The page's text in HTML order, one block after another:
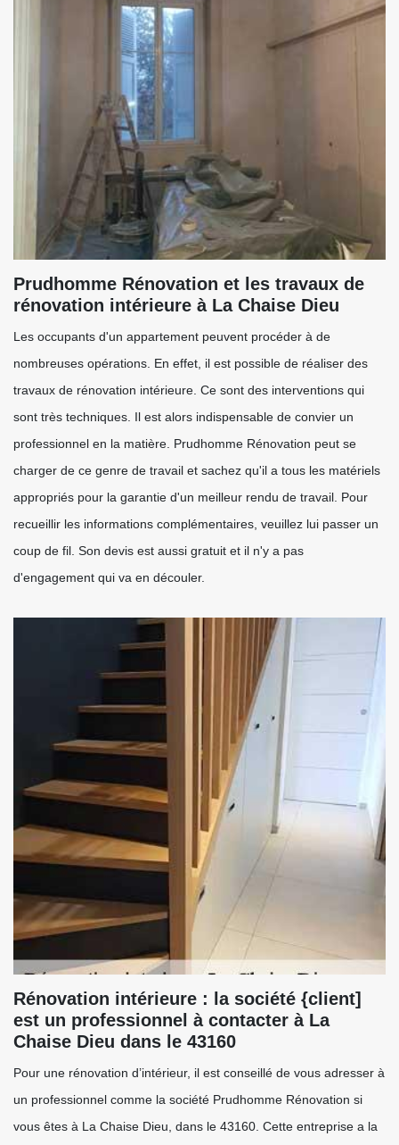
Prudhomme Rénovation et les travaux de
rénovation intérieure à La Chaise Dieu
Les occupants d'un appartement peuvent procéder à de
nombreuses opérations. En effet, il est possible de réaliser des
travaux de rénovation intérieure. Ce sont des interventions qui
sont très techniques. Il est alors indispensable de convier un
professionnel en la matière. Prudhomme Rénovation peut se
charger de ce genre de travail et sachez qu'il a tous les matériels
appropriés pour la garantie d'un meilleur rendu de travail. Pour
recueillir les informations complémentaires, veuillez lui passer un
coup de fil. Son devis est aussi gratuit et il n'y a pas
d'engagement qui va en découler.
Rénovation intérieure : la société {client]
est un professionnel à contacter à La
Chaise Dieu dans le 43160
Pour une rénovation d’intérieur, il est conseillé de vous adresser à
un professionnel comme la société Prudhomme Rénovation si
vous êtes à La Chaise Dieu, dans le 43160. Cette entreprise a la